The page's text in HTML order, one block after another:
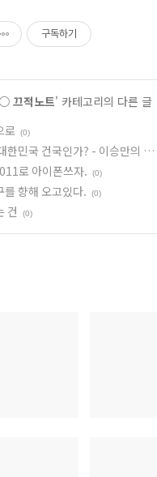
구독하기
○ 끄적노트' 카테고리의 다른 글
로
(0)
한민국 건국인가? - 이승만의 정부
아니다!
(0)
로 아이폰쓰자. (0)
를 향해 오고있다. (0)
건 (0)